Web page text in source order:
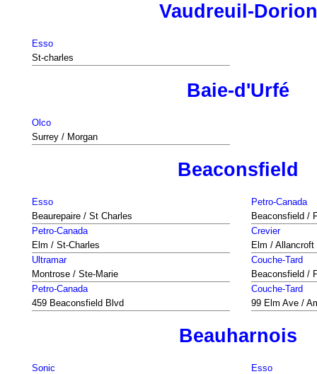
Vaudreuil-Dorion
Esso
St-charles
Baie-d'Urfé
Olco
Surrey / Morgan
Beaconsfield
Esso
Beaurepaire / St Charles
Petro-Canada
Beaconsfield /
Petro-Canada
Elm / St-Charles
Crevier
Elm / Allancroft
Ultramar
Montrose / Ste-Marie
Couche-Tard
Beaconsfield /
Petro-Canada
459 Beaconsfield Blvd
Couche-Tard
99 Elm Ave /
Beauharnois
Sonic
Esso